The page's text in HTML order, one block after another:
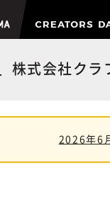
株式会社クラ
2026年6